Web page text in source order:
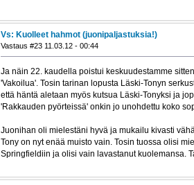
Vs: Kuolleet hahmot (juonipaljastuksia!)
Vastaus #23 11.03.12 - 00:44
Ja näin 22. kaudella poistui keskuudestamme
'Vakoilua'. Tosin tarinan lopusta Läski-Tonyn
että häntä aletaan myös kutsua Läski-Tonyksi ja
'Rakkauden pyörteissä' onkin jo unohdettu koko
Juonihan oli mielestäni hyvä ja mukailu kivasti
Tony on nyt enää muisto vain. Tosin tuossa olisi
Springfieldiin ja olisi vain lavastanut kuolemansa.